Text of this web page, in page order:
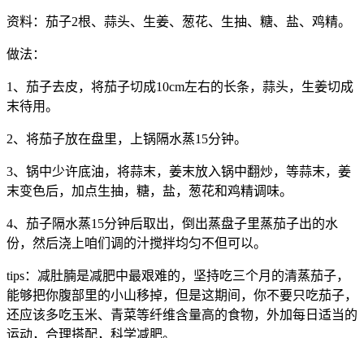
资料：茄子2根、蒜头、生姜、葱花、生抽、糖、盐、鸡精。
做法：
1、茄子去皮，将茄子切成10cm左右的长条，蒜头，生姜切成
末待用。
2、将茄子放在盘里，上锅隔水蒸15分钟。
3、锅中少许底油，将蒜末，姜末放入锅中翻炒，等蒜末，姜
末变色后，加点生抽，糖，盐，葱花和鸡精调味。
4、茄子隔水蒸15分钟后取出，倒出蒸盘子里蒸茄子出的水
份，然后浇上咱们调的汁搅拌均匀不但可以。
tips：减肚腩是减肥中最艰难的，坚持吃三个月的清蒸茄子，
能够把你腹部里的小山移掉，但是这期间，你不要只吃茄子，
还应该多吃玉米、青菜等纤维含量高的食物，外加每日适当的
运动，合理搭配，科学减肥。